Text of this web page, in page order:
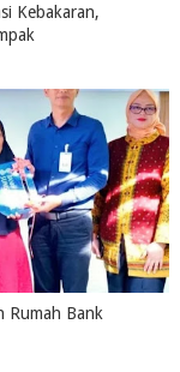
Kebakaran,
Rumah Bank